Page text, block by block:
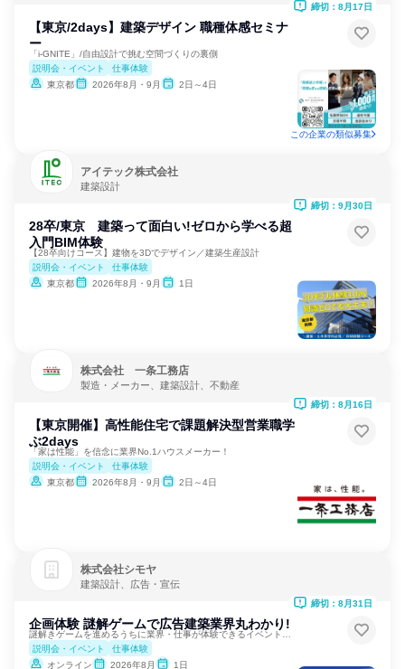
【東京/2days】建築デザイン 職種体感セミナ
ー
「i-GNITE」/自由設計で挑む空間づくりの裏側
説明会・イベント
仕事体験
東京都
2026年8月・9月 2日～4日
締切：8月17日
この企業の類似募集
アイテック株式会社
建築設計
28卒/東京 建築って面白い!ゼロから学べる超
入門BIM体験
【28卒向けコース】建物を3Dでデザイン／建築生産設計
説明会・イベント
仕事体験
東京都
2026年8月・9月 1日
締切：9月30日
株式会社 一条工務店
製造・メーカー、建築設計、不動産
【東京開催】高性能住宅で課題解決型営業職学
ぶ2days
「家は性能」を信念に業界No.1ハウスメーカー！
説明会・イベント
仕事体験
東京都
2026年8月・9月 2日～4日
締切：8月16日
株式会社シモヤ
建築設計、広告・宣伝
企画体験 謎解ゲームで広告建築業界丸わかり!
説明会・イベント
仕事体験
オンライン
2026年8月 1日
締切：8月31日